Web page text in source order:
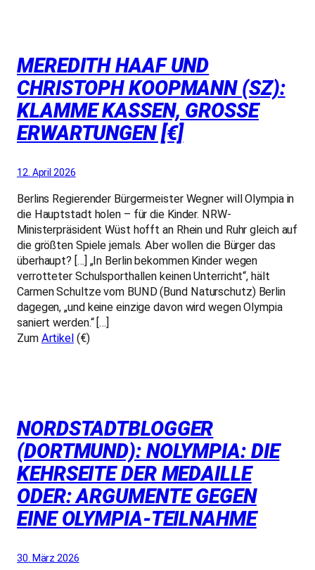
MEREDITH HAAF UND
CHRISTOPH KOOPMANN (SZ):
KLAMME KASSEN, GROSSE E
RWARTUNGEN [€]
12. April 2026
Berlins Regierender Bürgermeister Wegner will Olympia in
die Hauptstadt holen – für die Kinder. NRW-
Ministerpräsident Wüst hofft an Rhein und Ruhr gleich auf
die größten Spiele jemals. Aber wollen die Bürger das
überhaupt? […] „In Berlin bekommen Kinder wegen
verrotteter Schulsporthallen keinen Unterricht“, hält
Carmen Schultze vom BUND (Bund Naturschutz) Berlin
dagegen, „und keine einzige davon wird wegen Olympia
saniert werden.“ […]
Zum Artikel(€)
NORDSTADTBLOGGER
(DORTMUND): NOLYMPIA: DIE
KEHRSEITE DER MEDAILLE
ODER: ARGUMENTE GEGEN
EINE OLYMPIA-TEILNAHME
30. März 2026